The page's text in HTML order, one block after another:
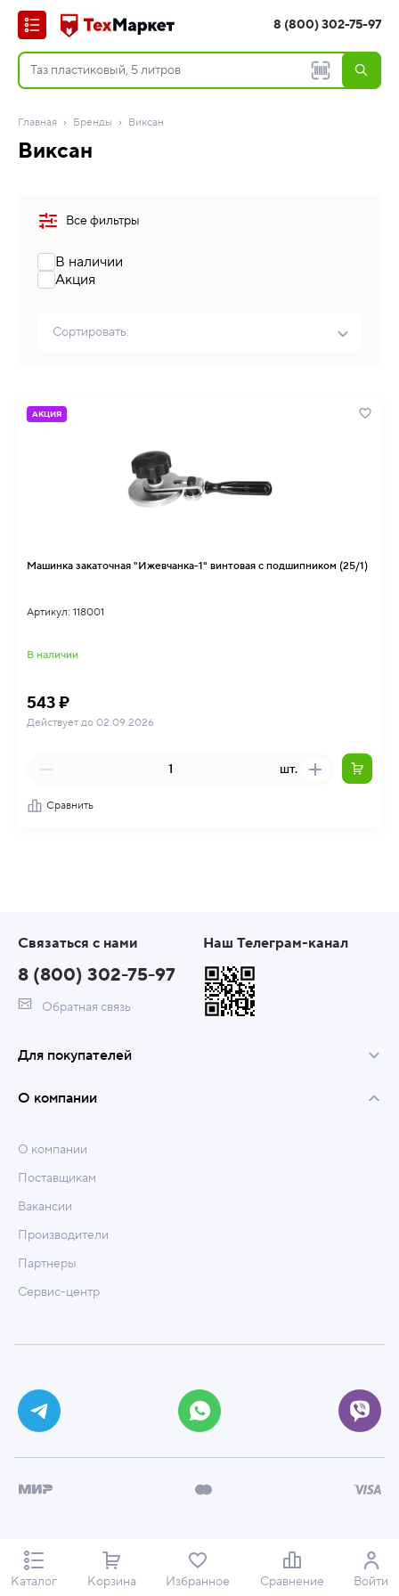
Каталог Корзина Избранное Сравнение Войти
8 (800) 302-75-97
Главная Бренды Виксан
Виксан
Все фильтры
В наличии
Акция
Сортировать:
АКЦИЯ
Машинка закаточная "Ижевчанка-1" винтовая с подшипником (25/1)
Артикул: 118001
В наличии
543 ₽
Действует до 02.09.2026
шт.
Сравнить
Связаться с нами
8 (800) 302-75-97
Обратная связь
Наш Телеграм-канал
Для покупателей
О компании
О компании
Поставщикам
Вакансии
Производители
Партнеры
Сервис-центр
© ООО «Техмаркет», 2026
Политика обработки персональных данных